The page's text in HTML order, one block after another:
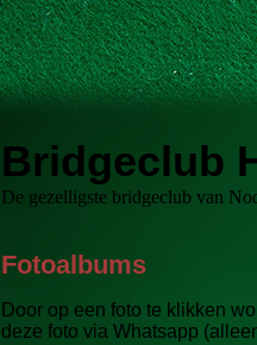
Bridgeclub
De gezelligste bridgeclub van
Fotoalbums
Door op een foto te klikken
deze foto via Whatsapp